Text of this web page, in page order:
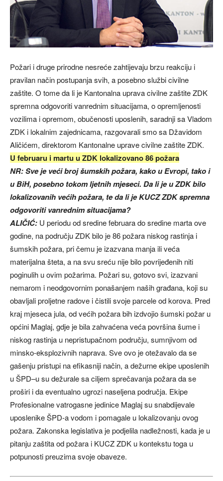
Požari i druge prirodne nesreće zahtijevaju brzu reakciju i
pravilan način postupanja svih, a posebno službi civilne
zaštite. O tome da li je Kantonalna uprava civilne zaštite ZDK
spremna odgovoriti vanrednim situacijama, o opremljenosti
vozilima i opremom, obučenosti uposlenih, saradnji sa Vladom
ZDK i lokalnim zajednicama, razgovarali smo sa Džavidom
Aličićem, direktorom Kantonalne uprave civilne zaštite ZDK.
U februaru i martu u ZDK lokalizovano 86 požara
NR: Sve je veći broj šumskih požara, kako u Evropi, tako i
u BiH, posebno tokom ljetnih mjeseci. Da li je u ZDK bilo
lokalizovanih većih požara, te da li je KUCZ ZDK spremna
odgovoriti vanrednim situacijama?
ALIČIĆ: U periodu od sredine februara do sredine marta ove
godine, na području ZDK bilo je 86 požara niskog rastinja i
šumskih požara, pri čemu je izazvana manja ili veća
materijalna šteta, a na svu sreću nije bilo povrijeđenih niti
poginulih u ovim požarima. Požari su, gotovo svi, izazvani
nemarom i neodgovornim ponašanjem naših građana, koji su
obavljali proljetne radove i čistili svoje parcele od korova. Pred
kraj mjeseca jula, od većih požara bih izdvojio šumski požar u
općini Maglaj, gdje je bila zahvaćena veća površina šume i
niskog rastinja u nepristupačnom području, sumnjivom od
minsko-eksplozivnih naprava. Sve ovo je otežavalo da se
gašenju pristupi na efikasniji način, a dežurne ekipe uposlenih
u ŠPD–u su dežurale sa ciljem sprečavanja požara da se
proširi i da eventualno ugrozi naseljena područja. Ekipe
Profesionalne vatrogasne jedinice Maglaj su snabdijevale
uposlenike ŠPD-a vodom i pomagale u lokalizovanju ovog
požara. Zakonska legislativa je podjelila nadležnosti, kada je u
pitanju zaštita od požara i KUCZ ZDK u kontekstu toga u
potpunosti preuzima svoje obaveze.